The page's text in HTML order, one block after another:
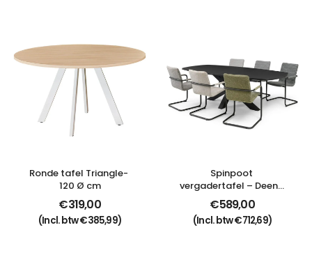
Ronde tafel Triangle-
120 Ø cm
€319,00
(Incl. btw€385,99)
Spinpoot
vergadertafel – Deens
ovaal
€589,00
(Incl. btw€712,69)